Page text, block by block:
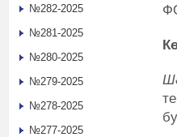
№282-2025
№281-2025
№280-2025
№279-2025
№278-2025
№277-2025